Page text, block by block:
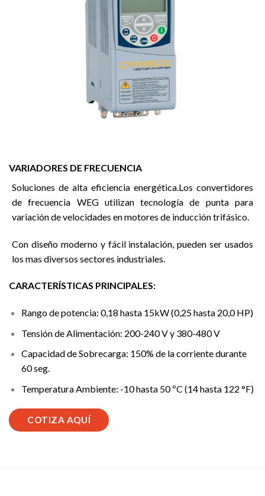
VARIADORES DE FRECUENCIA
Soluciones de alta eficiencia energética.Los convertidores
de frecuencia WEG utilizan tecnología de punta para
variación de velocidades en motores de inducción trifásico.
Con diseño moderno y fácil instalación, pueden ser usados
los mas diversos sectores industriales.
CARACTERÍSTICAS PRINCIPALES:
Rango de potencia: 0,18 hasta 15kW (0,25 hasta 20,0 HP)
Tensión de Alimentación: 200-240 V y 380-480 V
Capacidad de Sobrecarga: 150% de la corriente durante
60 seg.
Temperatura Ambiente: -10 hasta 50 ºC (14 hasta 122 °F)
COTIZA AQUÍ